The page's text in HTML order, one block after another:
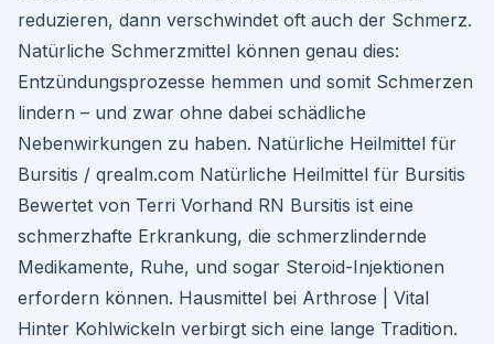
reduzieren, dann verschwindet oft auch der Schmerz.
Natürliche Schmerzmittel können genau dies:
Entzündungsprozesse hemmen und somit Schmerzen
lindern – und zwar ohne dabei schädliche
Nebenwirkungen zu haben. Natürliche Heilmittel für
Bursitis / qrealm.com Natürliche Heilmittel für Bursitis
Bewertet von Terri Vorhand RN Bursitis ist eine
schmerzhafte Erkrankung, die schmerzlindernde
Medikamente, Ruhe, und sogar Steroid-Injektionen
erfordern können. Hausmittel bei Arthrose | Vital
Hinter Kohlwickeln verbirgt sich eine lange Tradition.